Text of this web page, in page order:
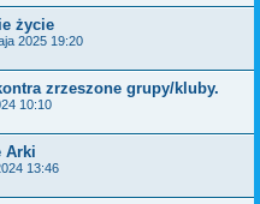
życie
2025 19:20
zrzeszone grupy/kluby.
10:10
Arki
13:46